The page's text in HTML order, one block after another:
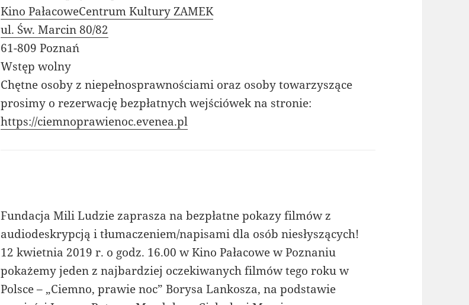
Kino PałacoweCentrum Kultury ZAMEK
ul. Św. Marcin 80/82
61-809 Poznań
Wstęp wolny
Chętne osoby z niepełnosprawnościami oraz osoby towarzyszące
prosimy o rezerwację bezpłatnych wejściówek na stronie:
https://ciemnoprawienoc.evenea.pl
Fundacja Mili Ludzie zaprasza na bezpłatne pokazy filmów z
audiodeskrypcją i tłumaczeniem/napisami dla osób niesłyszących!
12 kwietnia 2019 r. o godz. 16.00 w Kino Pałacowe w Poznaniu
pokażemy jeden z najbardziej oczekiwanych filmów tego roku w
Polsce – „Ciemno, prawie noc” Borysa Lankosza, na podstawie